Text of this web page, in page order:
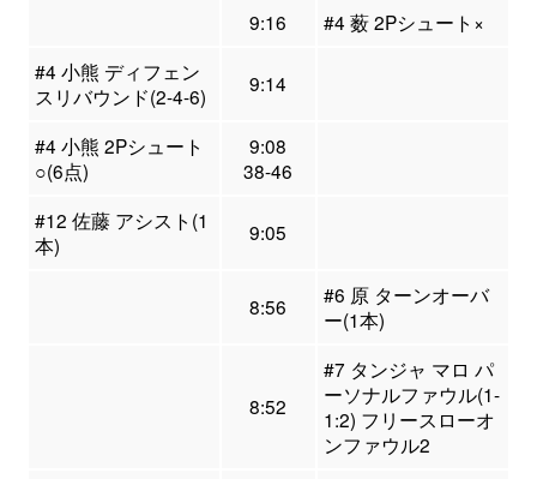
9:16
#4 薮 2Pシュート×
#4 小熊 ディフェン
スリバウンド(2-4-6)
9:14
#4 小熊 2Pシュート
○(6点)
9:08
38-46
#12 佐藤 アシスト(1
本)
9:05
8:56
#6 原 ターンオーバ
ー(1本)
8:52
#7 タンジャ マロ パ
ーソナルファウル(1-
1:2) フリースローオ
ンファウル2